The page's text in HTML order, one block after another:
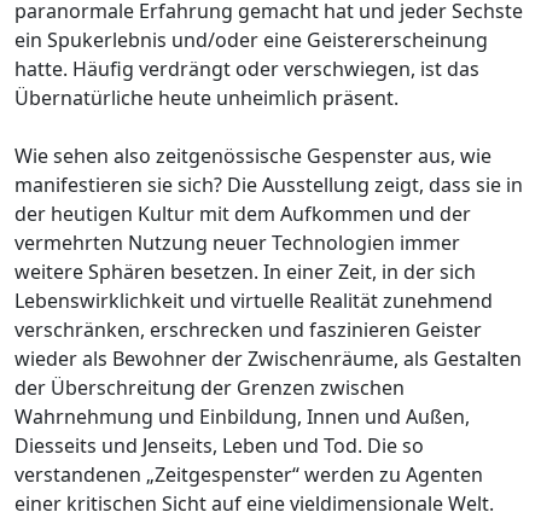
paranormale Erfahrung gemacht hat und jeder Sechste
ein Spukerlebnis und/oder eine Geistererscheinung
hatte. Häufig verdrängt oder verschwiegen, ist das
Übernatürliche heute unheimlich präsent.
Wie sehen also zeitgenössische Gespenster aus, wie
manifestieren sie sich? Die Ausstellung zeigt, dass sie in
der heutigen Kultur mit dem Aufkommen und der
vermehrten Nutzung neuer Technologien immer
weitere Sphären besetzen. In einer Zeit, in der sich
Lebenswirklichkeit und virtuelle Realität zunehmend
verschränken, erschrecken und faszinieren Geister
wieder als Bewohner der Zwischenräume, als Gestalten
der Überschreitung der Grenzen zwischen
Wahrnehmung und Einbildung, Innen und Außen,
Diesseits und Jenseits, Leben und Tod. Die so
verstandenen „Zeitgespenster“ werden zu Agenten
einer kritischen Sicht auf eine vieldimensionale Welt.